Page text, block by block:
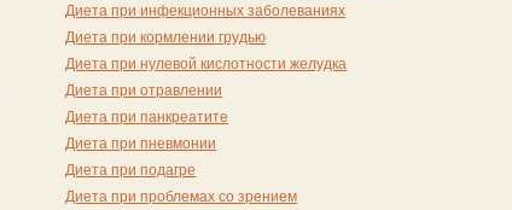
Диета при инфекционных заболеваниях
Диета при кормлении грудью
Диета при нулевой кислотности желудка
Диета при отравлении
Диета при панкреатите
Диета при пневмонии
Диета при подагре
Диета при проблемах со зрением